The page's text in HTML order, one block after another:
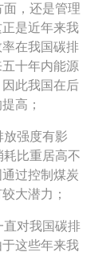
，还是管理
是近年来我
在我国碳排
十年内能源
此我国在后
高；
强度有影
比重居高不
过控制煤炭
大潜力；
直对我国碳排
这些年来我